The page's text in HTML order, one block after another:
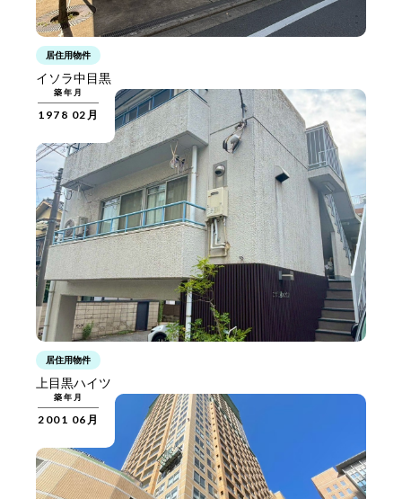
居住用物件
イソラ中目黒
築年月
1978 02月
居住用物件
上目黒ハイツ
築年月
2001 06月